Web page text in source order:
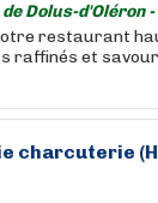
Dolus-d'Oléron -
restaurant
raffinés et
charcuterie